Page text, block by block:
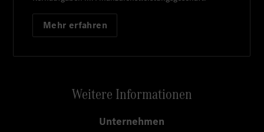
Mehr erfahren
Weitere Informationen
Unternehmen